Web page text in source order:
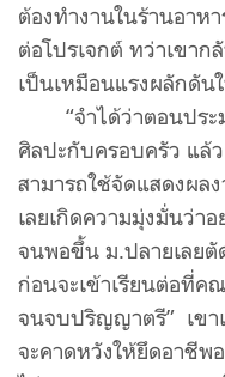
ต้องทำงานในร้านอาห
ต่อโปรเจกต์ ทว่าเขา
เป็นเหมือนแรงผลักดัน
“จำได้ว่าตอนปร
ศิลปะกับครอบครัว แล้
สามารถใช้จัดแสดงผล
เลยเกิดความมุ่งมั่นว่า
จนพอขึ้น ม.ปลายเลยตัด
ก่อนจะเข้าเรียนต่อที่ค
จนจบปริญญาตรี” เขา
จะคาดหวังให้ยึดอาชี